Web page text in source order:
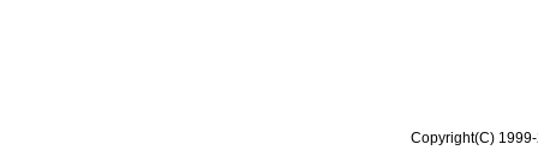
Copyright(C)